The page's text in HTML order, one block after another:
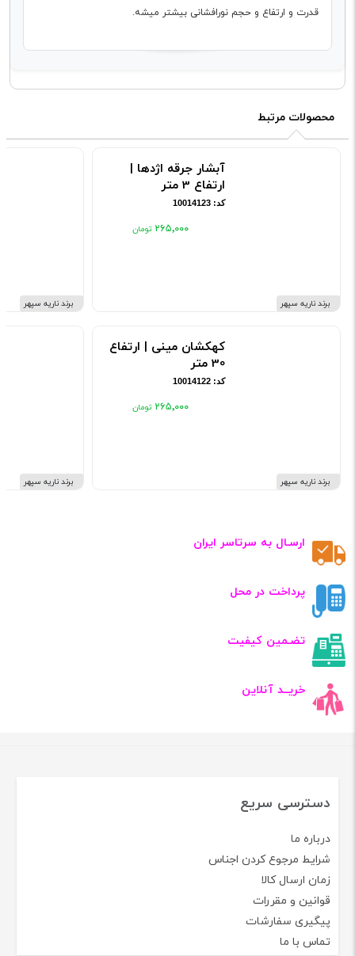
قدرت و ارتفاع و حجم نورافشانی بیشتر میشه.
محصولات مرتبط
برند ناریه سپهر
آبشار جرقه اژدها |
ارتفاع 3 متر
کد: 10014123
۲۶۵٬۰۰۰
برند ناریه سپهر
کهکشان مینی | ارتفاع
30 متر
کد: 10014122
۲۶۵٬۰۰۰
برند ناریه سپهر
برند ناریه سپهر
ارسـال به سرتاسر ایران
پرداخت در محل
تضـمین کیفیت
خریــد آنلاین
دسترسی سریع
درباره ما
شرایط مرجوع کردن اجناس
زمان ارسال کالا
قوانین و مقررات
پیگیری سفارشات
تماس با ما